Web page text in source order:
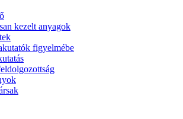
kezelt anyagok
figyelmébe